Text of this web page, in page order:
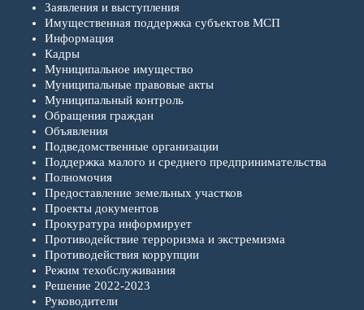
Заявления и выступления
Имущественная поддержка субъектов МСП
Информация
Кадры
Муниципальное имущество
Муниципальные правовые акты
Муниципальный контроль
Обращения граждан
Объявления
Подведомственные организации
Поддержка малого и среднего предпринимательства
Полномочия
Предоставление земельных участков
Проекты документов
Прокуратура информирует
Противодействие терроризма и экстремизма
Противодействия коррупции
Режим техобслуживания
Решение 2022-2023
Руководители